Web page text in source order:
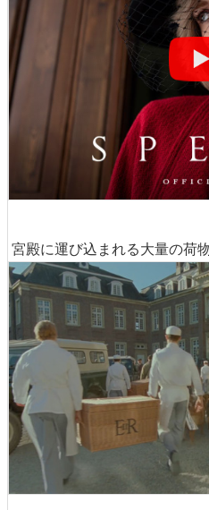
宮殿に運び込まれる大量の荷